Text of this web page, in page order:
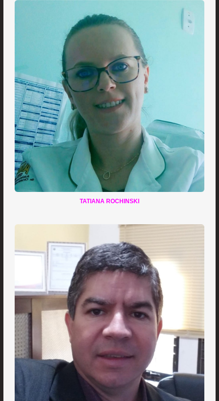
TATIANA ROCHINSKI